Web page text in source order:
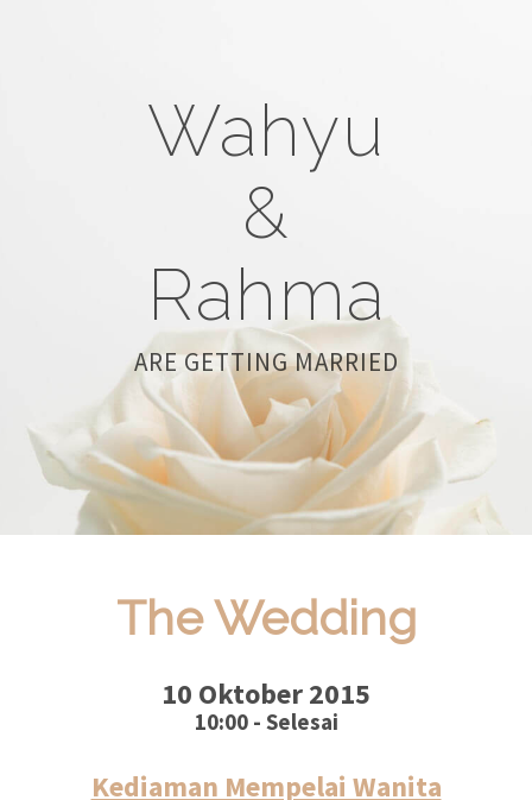
Wahyu
&
Rahma
ARE GETTING MARRIED
The Wedding
10 Oktober 2015
10:00 - Selesai
Kediaman Mempelai Wanita